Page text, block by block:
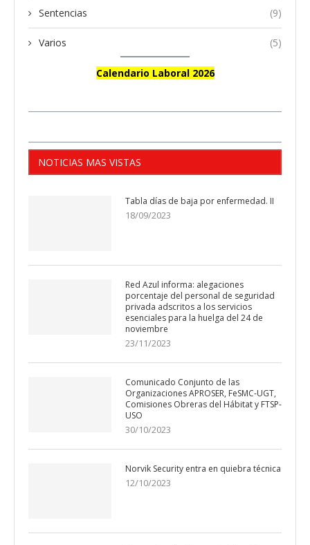
Sentencias (9)
Varios (5)
Calendario Laboral 2026
NOTICIAS MAS VISTAS
Tabla días de baja por enfermedad. II
18/09/2023
Red Azul informa: alegaciones
porcentaje del personal de seguridad
privada adscritos a los servicios
esenciales para la huelga del 24 de
noviembre
23/11/2023
Comunicado Conjunto de las
Organizaciones APROSER, FeSMC-UGT,
Comisiones Obreras del Hábitat y FTSP-
USO
30/10/2023
Norvik Security entra en quiebra técnica
12/10/2023